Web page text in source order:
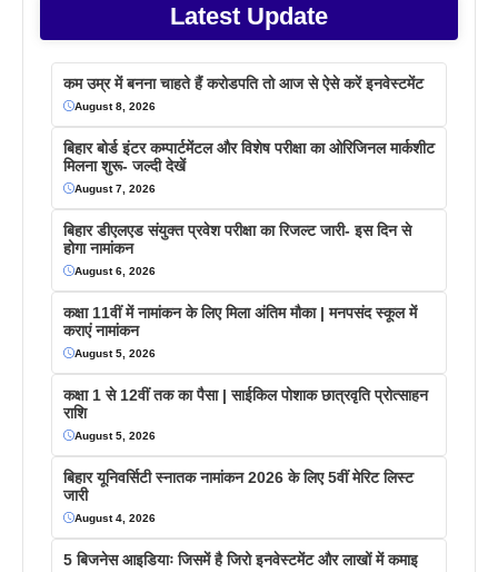
Latest Update
कम उम्र में बनना चाहते हैं करोडपति तो आज से ऐसे करें इनवेस्टमेंट
August 8, 2026
बिहार बोर्ड इंटर कम्पार्टमेंटल और विशेष परीक्षा का ओरिजिनल मार्कशीट
मिलना शुरू- जल्दी देखें
August 7, 2026
बिहार डीएलएड संयुक्त प्रवेश परीक्षा का रिजल्ट जारी- इस दिन से
होगा नामांकन
August 6, 2026
कक्षा 11वीं में नामांकन के लिए मिला अंतिम मौका | मनपसंद स्कूल में
कराएं नामांकन
August 5, 2026
कक्षा 1 से 12वीं तक का पैसा | साईकिल पोशाक छात्रवृति प्रोत्साहन
राशि
August 5, 2026
बिहार यूनिवर्सिटी स्नातक नामांकन 2026 के लिए 5वीं मेरिट लिस्ट
जारी
August 4, 2026
5 बिजनेस आइडियाः जिसमें है जिरो इनवेस्टमेंट और लाखों में कमाइ